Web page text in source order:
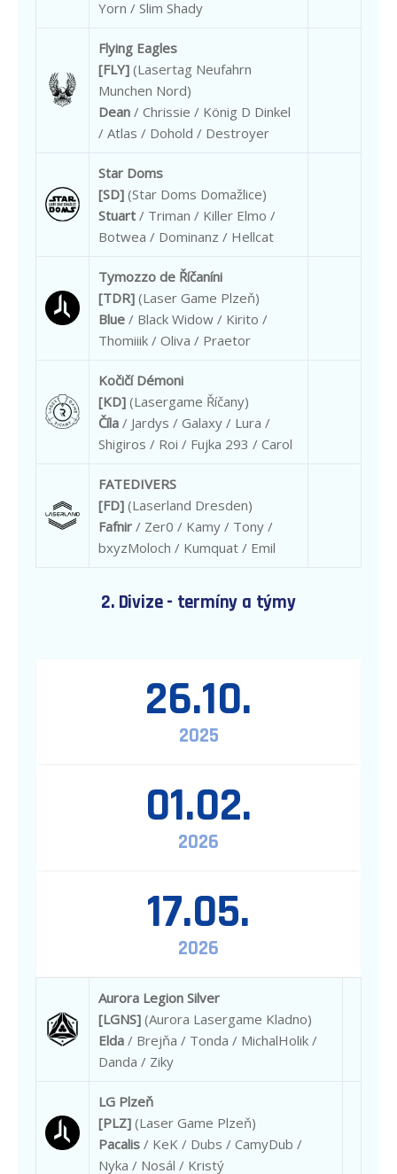
Yorn / Slim Shady
Flying Eagles
[FLY] (Lasertag Neufahrn
Munchen Nord)
Dean / Chrissie / König D Dinkel
/ Atlas / Dohold / Destroyer
Star Doms
[SD] (Star Doms Domažlice)
Stuart / Triman / Killer Elmo /
Botwea / Dominanz / Hellcat
Tymozzo de Říčaníni
[TDR] (Laser Game Plzeň)
Blue / Black Widow / Kirito /
Thomiiik / Oliva / Praetor
Kočičí Démoni
[KD] (Lasergame Říčany)
Číla / Jardys / Galaxy / Lura /
Shigiros / Roi / Fujka 293 / Carol
FATEDIVERS
[FD] (Laserland Dresden)
Fafnir / Zer0 / Kamy / Tony /
bxyzMoloch / Kumquat / Emil
2. Divize - termíny a týmy
26.10.
2025
01.02.
2026
17.05.
2026
Aurora Legion Silver
[LGNS] (Aurora Lasergame Kladno)
Elda / Brejňa / Tonda / MichalHolik /
Danda / Ziky
LG Plzeň
[PLZ] (Laser Game Plzeň)
Pacalis / KeK / Dubs / CamyDub /
Nyka / Nosál / Kristý